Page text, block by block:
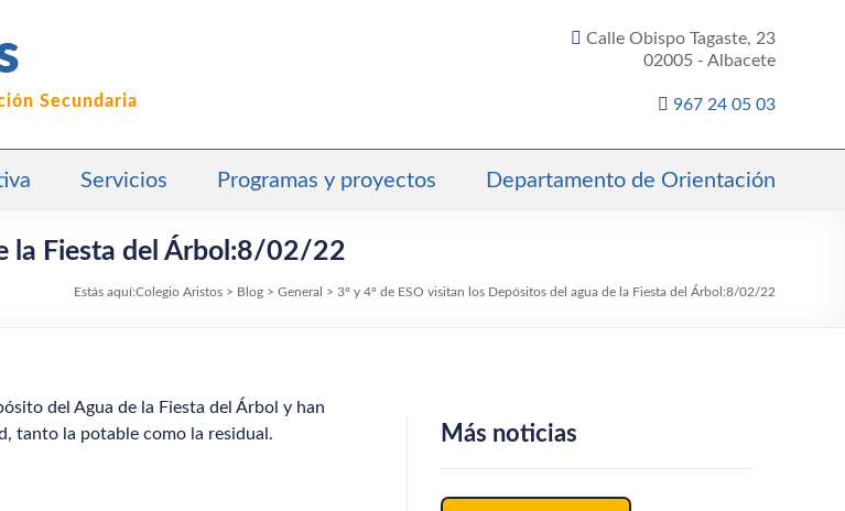
Secundaria
Calle Obispo Tagaste, 23
02005 - Albacete
967 24 05 03
Servicios Programas y proyectos Departamento de Orientación
la Fiesta del Árbol:8/02/22
Estás aquí:Colegio Aristos > Blog > General > 3º y 4º de ESO visitan los Depósitos del agua de la Fiesta del Árbol:8/02/22
del Agua de la Fiesta del Árbol y han
tanto la potable como la residual.
Más noticias